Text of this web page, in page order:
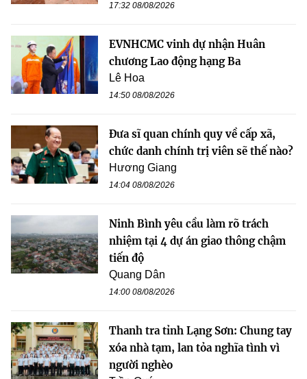
17:32 08/08/2026
EVNHCMC vinh dự nhận Huân
chương Lao động hạng Ba
Lê Hoa
14:50 08/08/2026
Đưa sĩ quan chính quy về cấp xã,
chức danh chính trị viên sẽ thế nào?
Hương Giang
14:04 08/08/2026
Ninh Bình yêu cầu làm rõ trách
nhiệm tại 4 dự án giao thông chậm
tiến độ
Quang Dân
14:00 08/08/2026
Thanh tra tỉnh Lạng Sơn: Chung tay
xóa nhà tạm, lan tỏa nghĩa tình vì
người nghèo